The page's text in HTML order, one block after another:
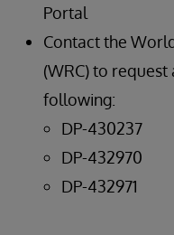
Portal
Contact the
(WRC) to
following:
DP-430237
DP-432970
DP-432971